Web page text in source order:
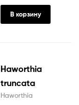
В корзину
Haworthia
truncata
Haworthia